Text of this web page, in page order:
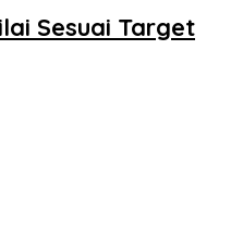
Sesuai Target